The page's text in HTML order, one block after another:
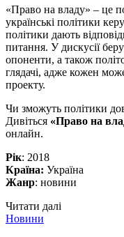
«Право на владу» – це
українські політики
політики дають
питання. У дискусії
опоненти, а також
глядачі, адже кожен
проекту.
Чи зможуть політики
Дивіться «Право на
онлайн.
Рік: 2018
Країна: Україна
Жанр: новини
Читати далі
Новини